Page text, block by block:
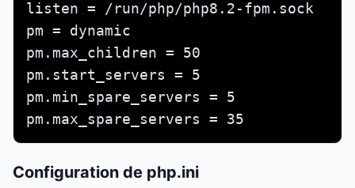
listen = /run/php/php8.2-fpm.sock
pm = dynamic
pm.max_children = 50
pm.start_servers = 5
pm.min_spare_servers = 5
pm.max_spare_servers = 35
Configuration de php.ini